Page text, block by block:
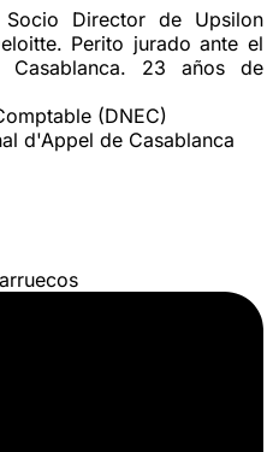
Director de Upsilon
Perito jurado ante el
Casablanca. 23 años de
(DNEC)
d'Appel de Casablanca